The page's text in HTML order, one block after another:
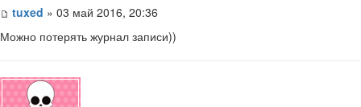
tuxed » 03 май 2016, 20:36
Можно потерять журнал записи))